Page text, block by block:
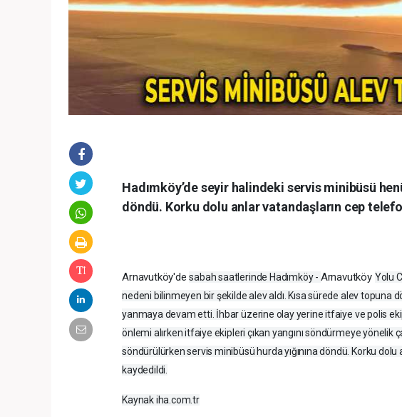
Hadımköy’de seyir halindeki servis minibüsü
döndü. Korku dolu anlar vatandaşların cep
Arnavutköy'desabah saatlerinde Hadımköy - Arnavutköy Yolu
nedeni bilinmeyen bir şekilde alev aldı. Kısa sürede alev topuna
yanmaya devam etti. İhbar üzerine olay yerine itfaiye ve polis
önlemi alırken itfaiye ekipleri çıkan yangını söndürmeye yönelik
söndürülürken servis minibüsü hurda yığınına döndü. Korku
kaydedildi.
Kaynak iha.com.tr